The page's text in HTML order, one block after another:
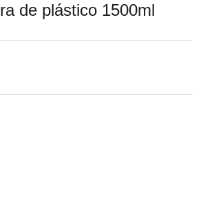
de plástico 1500ml